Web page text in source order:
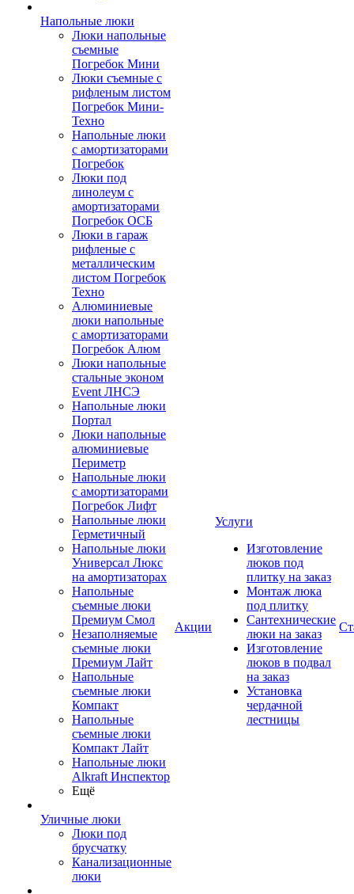
Напольные люки
Люки напольные
съемные
Погребок Мини
Люки съемные с
рифленым листом
Погребок Мини-
Техно
Напольные люки
с амортизаторами
Погребок
Люки под
линолеум с
амортизаторами
Погребок ОСБ
Люки в гараж
рифленые с
металлическим
листом Погребок
Техно
Алюминиевые
люки напольные
с амортизаторами
Погребок Алюм
Люки напольные
стальные эконом
Event ЛНСЭ
Напольные люки
Портал
Люки напольные
алюминиевые
Периметр
Напольные люки
с амортизаторами
Погребок Лифт
Напольные люки
Герметичный
Напольные люки
Универсал Люкс
на амортизаторах
Напольные
съемные люки
Премиум Смол
Незаполняемые
съемные люки
Премиум Лайт
Напольные
съемные люки
Компакт
Напольные
съемные люки
Компакт Лайт
Напольные люки
Alkraft Инспектор
Ещё
Уличные люки
Люки под
брусчатку
Канализационные
люки
Акции
Услуги
Изготовление
люков под
плитку на заказ
Монтаж люка
под плитку
Сантехнические
люки на заказ
Изготовление
люков в подвал
на заказ
Установка
чердачной
лестницы